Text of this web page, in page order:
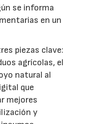
se informa
en un
piezas clave:
agrícolas, el
natural al
que
mejores
y